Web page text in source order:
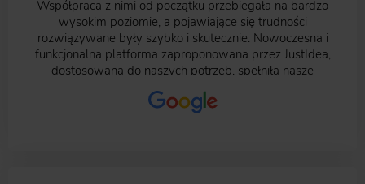
Współpraca z nimi od początku przebiegała na bardzo
wysokim poziomie, a pojawiające się trudności
rozwiązywane były szybko i skutecznie. Nowoczesna i
funkcjonalna platforma zaproponowana przez JustIdea,
dostosowana do naszych potrzeb, spełniła nasze
jak i estetyki wykonania. Profesjonalne podejście JustIdea
do realizowanego projektu w połączeniu ze świetną